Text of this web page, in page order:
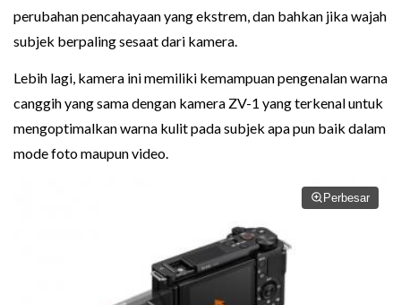
perubahan pencahayaan yang ekstrem, dan bahkan jika wajah
subjek berpaling sesaat dari kamera.
Lebih lagi, kamera ini memiliki kemampuan pengenalan warna
canggih yang sama dengan kamera ZV-1 yang terkenal untuk
mengoptimalkan warna kulit pada subjek apa pun baik dalam
mode foto maupun video.
Perbesar